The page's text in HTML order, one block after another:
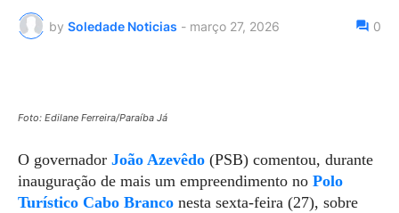
by Soledade Noticias - março 27, 2026 0
Foto: Edilane Ferreira/Paraíba Já
O governador João Azevêdo (PSB) comentou, durante
inauguração de mais um empreendimento no Polo
Turístico Cabo Branco nesta sexta-feira (27), sobre